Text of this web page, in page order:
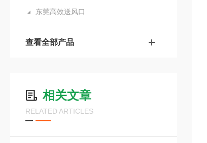
东莞高效送风口
查看全部产品
相关文章
RELATED ARTICLES